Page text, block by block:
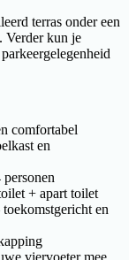
terras onder een
Verder kun je
comfortabel
en
+ apart toilet
en
viervoeter mee